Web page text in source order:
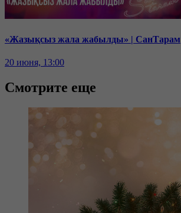
«Жазықсыз жала жабылды» | СанТарам
20 июня, 13:00
Смотрите еще